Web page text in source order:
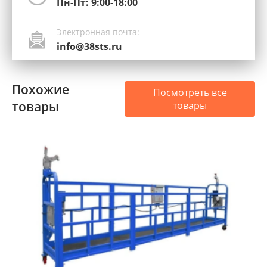
Электронная почта:
info@38sts.ru
Похожие
товары
Посмотреть все
товары